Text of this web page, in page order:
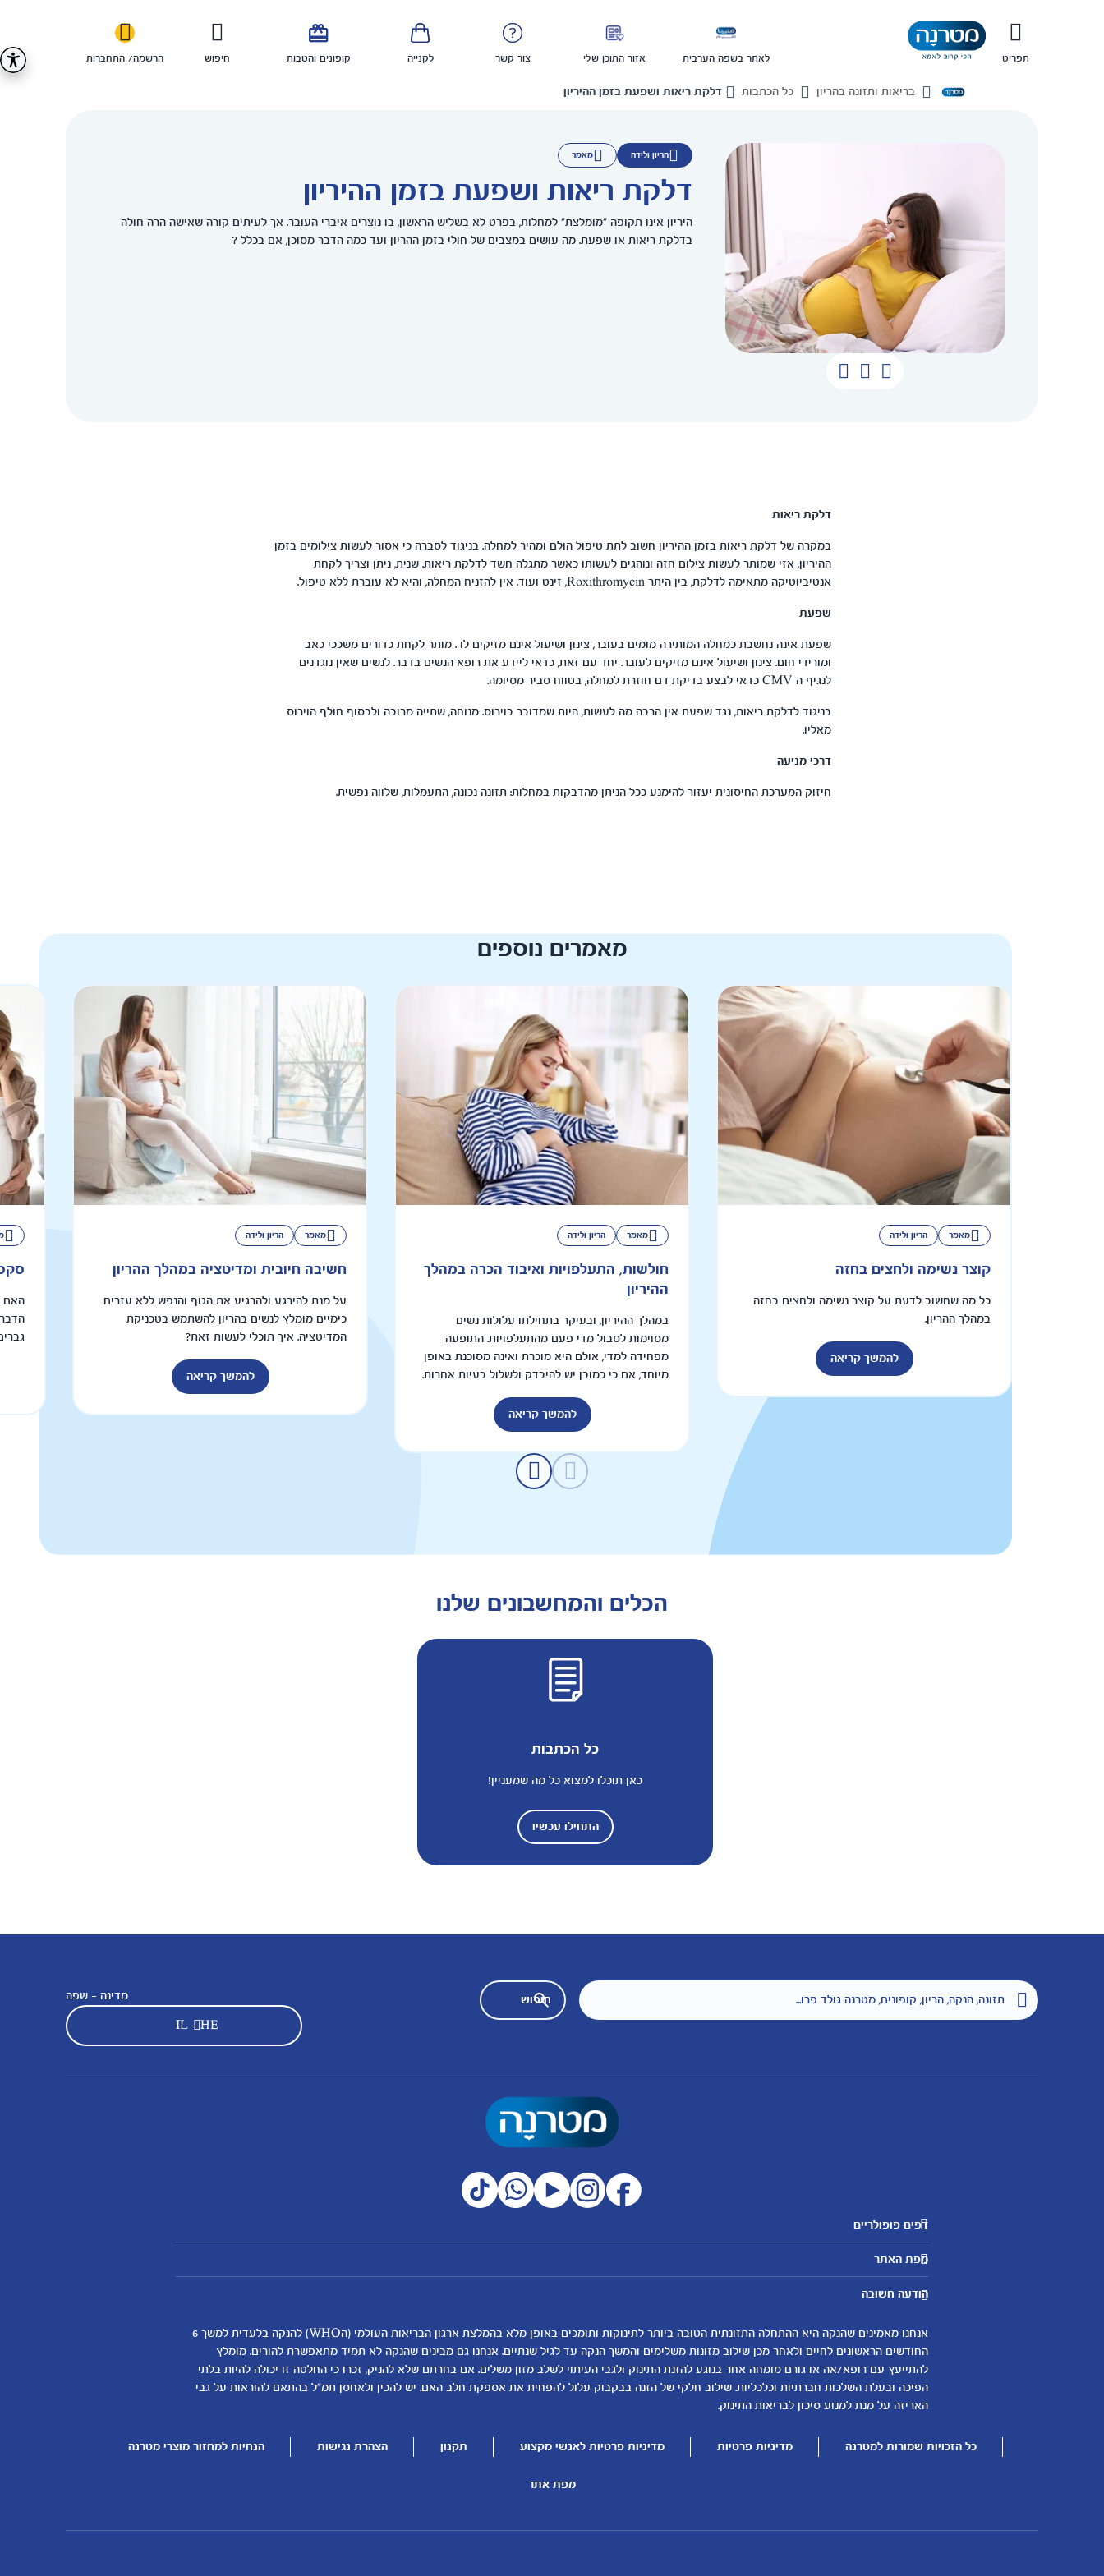
תפריט לאתר בשפה הערבית אזור התוכן שלי צור קשר לקנייה

קופונים והטבות חיפוש הרשמה/ התחברות
בית
בריאות ותזונה בהריון כל הכתבות דלקת ריאות ושפעת בזמן ההיריון
הריון ולידה מאמר
דלקת ריאות ושפעת בזמן ההיריון
היריון אינו תקופה "מומלצת" למחלות, בפרט לא בשליש הראשון, בו נוצרים איברי העובר. אך לעיתים קורה שאישה הרה חולה
בדלקת ריאות או שפעת. מה עושים במצבים של חולי בזמן ההריון ועד כמה הדבר מסוכן, אם בכלל ?
דלקת ריאות
במקרה של דלקת ריאות בזמן ההיריון חשוב לתת טיפול הולם ומהיר למחלה. בניגוד לסברה כי אסור לעשות צילומים בזמן
ההיריון, אזי שמותר לעשות צילום חזה ונוהגים לעשותו כאשר מתגלה חשד לדלקת ריאות. שנית, ניתן וצריך לקחת
אנטיביוטיקה מתאימה לדלקת, בין היתר Roxithromycin, זינט ועוד. אין להזניח המחלה, והיא לא עוברת ללא טיפול.
שפעת
שפעת אינה נחשבת כמחלה המותירה מומים בעובר, צינון ושיעול אינם מזיקים לו . מותר לקחת כדורים משככי כאב
ומורידי חום. צינון ושיעול אינם מזיקים לעובר. יחד עם זאת, כדאי ליידע את רופא הנשים בדבר. לנשים שאין נוגדנים
לנגיף ה CMV כדאי לבצע בדיקת דם חוזרת למחלה, בטווח סביר מסיומה.
בניגוד לדלקת ריאות, נגד שפעת אין הרבה מה לעשות, היות שמדובר בוירוס. מנוחה, שתייה מרובה ולבסוף חולף הוירוס
מאליו.
דרכי מניעה
חיזוק המערכת החיסונית יעזור להימנע ככל הניתן מהדבקות במחלות: תזונה נכונה, התעמלות, שלווה נפשית.
מאמרים נוספים
מאמר הריון ולידה
קוצר נשימה ולחצים בחזה
כל מה שחשוב לדעת על קוצר נשימה ולחצים בחזה
במהלך ההריון.
להמשך קריאה
מאמר הריון ולידה
חולשות, התעלפויות ואיבוד הכרה במהלך
ההיריון
במהלך ההיריון, ובעיקר בתחילתו עלולות נשים
מסוימות לסבול מדי פעם מהתעלפויות. התופעה
מפחידה למדי, אולם היא מוכרת ואינה מסוכנת באופן
מיוחד, אם כי כמובן יש להיבדק ולשלול בעיות אחרות.
להמשך קריאה
מאמר הריון ולידה
חשיבה חיובית ומדיטציה במהלך ההריון
על מנת להירגע ולהרגיע את הגוף והנפש ללא עזרים
כימיים מומלץ לנשים בהריון להשתמש בטכניקת
המדיטציה. איך תוכלי לעשות זאת?
להמשך קריאה
האם
הכלים והמחשבונים שלנו
כל הכתבות
כאן תוכלו למצוא כל מה שמעניין!
התחילו עכשיו
מדינה - שפה
IL - HE
דפים פופולריים
מטרנה לשירותכם
היועצות שלנו
שאלות נפוצות
אודות
لموقع متيرنا باللغة العربية
מועדון מטרנה
רכישת מוצרים
מפת האתר
אבני דרך
לקראת הריון
0-6 חודשים
6-12 חודשים
12-24 חודשים
נושאים
תזונה ובריאות בהריון
שמות לתינוקות
התפתחות התינוק
כלים ומחשבונים
מחשבון שמות
מחשבון התפתחות וגדילת התינוק
מתכונים לתינוקות
שמות לבנים
הודעה חשובה
אנחנו מאמינים שהנקה היא ההתחלה התזונתית הטובה ביותר לתינוקות ותומכים באופן מלא בהמלצת ארגון הבריאות העולמי (הWHO) להנקה בלעדית למשך 6
החודשים הראשונים לחיים ולאחר מכן שילוב מזונות משלימים והמשך הנקה עד לגיל שנתיים. אנחנו גם מבינים שהנקה לא תמיד מתאפשרת להורים. מומלץ
להתייעץ עם רופא/אה או גורם מומחה אחר בנוגע להזנת התינוק ולגבי העיתוי לשלב מזון משלים. אם בחרתם שלא להניק, זכרו כי החלטה זו יכולה להיות בלתי
הפיכה ובעלת השלכות חברתיות וכלכליות. שילוב חלקי של הזנה בבקבוק עלול להפחית את אספקת חלב האם. יש להכין ולאחסן תמ"ל בהתאם להוראות על גבי
האריזה על מנת למנוע סיכון לבריאות התינוק.
כל הזכויות שמורות למטרנה מדיניות פרטיות מדיניות פרטיות לאנשי מקצוע תקנון הצהרת נגישות הנחיות למחזור מוצרי מטרנה
מפת אתר